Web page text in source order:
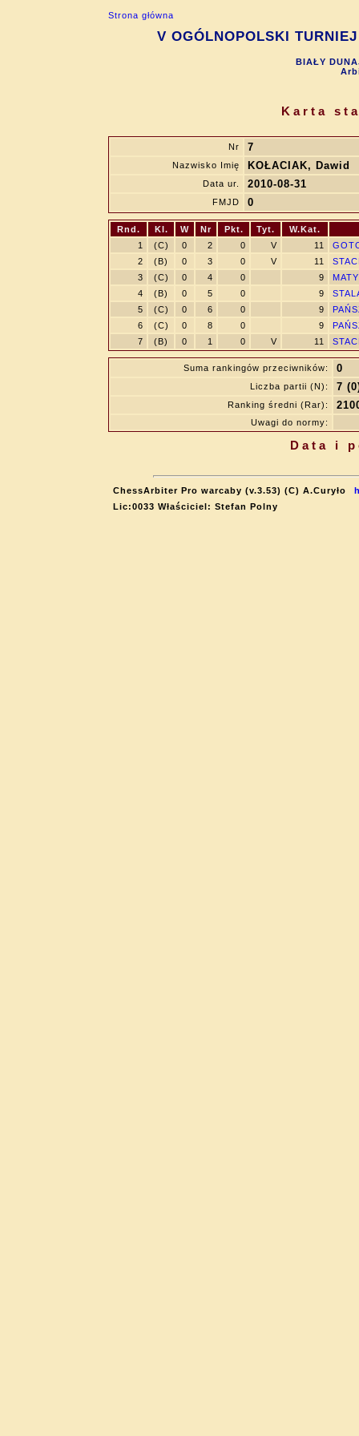
Strona główna
V OGÓLNOPOLSKI
BIAŁY
Karta
Nr 7
Nazwisko Imię KOŁACIAK, Dawid
Data ur. 2010-08-31
FMJD 0
Rnd. Kl. W Nr Pkt. Tyt.
W.Kat.
1
(C) 0 2 0 V 11
2
(B) 0 3 0 V 11
3
(C) 0 4 0 9
4
(B) 0 5 0 9
5
(C) 0 6 0 9
6
(C) 0 8 0 9
7
(B) 0 1 0 V 11
Suma rankingów przeciwników: 0
Liczba partii (N): 7
Ranking średni (Rar):
Uwagi do normy:
Data i
ChessArbiter Pro warcaby (v.3.53) (C) A.Curyło
Lic:0033 Właściciel: Stefan Polny